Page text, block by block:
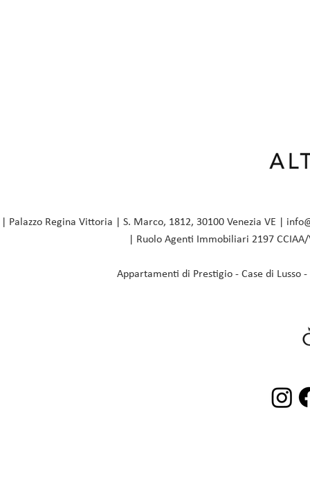
| Palazzo Regina Vittoria | S. Marco, 1812, 30100 Venezia VE |
| Ruolo Agenti Immobiliari 2197
Appartamenti di Prestigio - Case di Lusso